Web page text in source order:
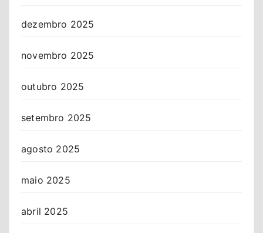
dezembro 2025
novembro 2025
outubro 2025
setembro 2025
agosto 2025
maio 2025
abril 2025